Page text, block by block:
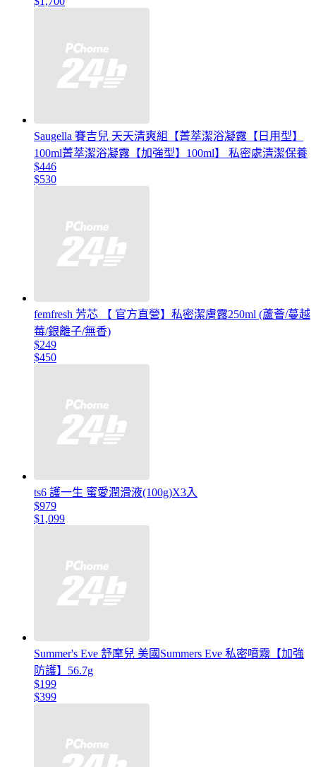
Saugella 賽吉兒 天天清爽組【菁萃潔浴凝露【日用型】
100ml菁萃潔浴凝露【加強型】100ml】 私密處清潔保養
$446
$530
femfresh 芳芯 【 官方直營】私密潔膚露250ml (蘆薈/蔓越
莓/銀離子/無香)
$249
$450
ts6 護一生 蜜愛潤滑液(100g)X3入
$979
$1,099
Summer's Eve 舒摩兒 美國Summers Eve 私密噴霧【加強
防護】56.7g
$199
$399